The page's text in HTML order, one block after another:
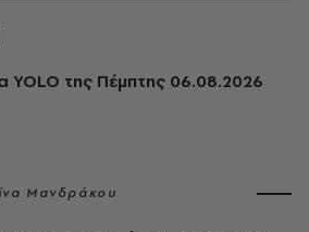
YOLO της Πέμπτης 06.08.2026
Μανδράκου